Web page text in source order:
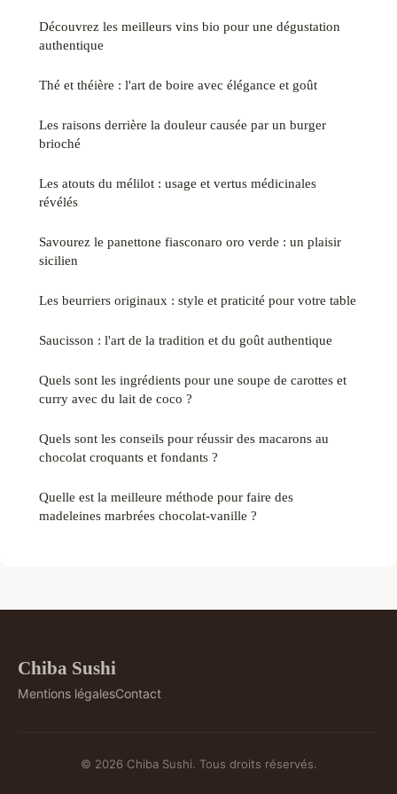
Découvrez les meilleurs vins bio pour une dégustation
authentique
Thé et théière : l'art de boire avec élégance et goût
Les raisons derrière la douleur causée par un burger
brioché
Les atouts du mélilot : usage et vertus médicinales
révélés
Savourez le panettone fiasconaro oro verde : un plaisir
sicilien
Les beurriers originaux : style et praticité pour votre table
Saucisson : l'art de la tradition et du goût authentique
Quels sont les ingrédients pour une soupe de carottes et
curry avec du lait de coco ?
Quels sont les conseils pour réussir des macarons au
chocolat croquants et fondants ?
Quelle est la meilleure méthode pour faire des
madeleines marbrées chocolat-vanille ?
Chiba Sushi
Mentions légalesContact
© 2026 Chiba Sushi. Tous droits réservés.